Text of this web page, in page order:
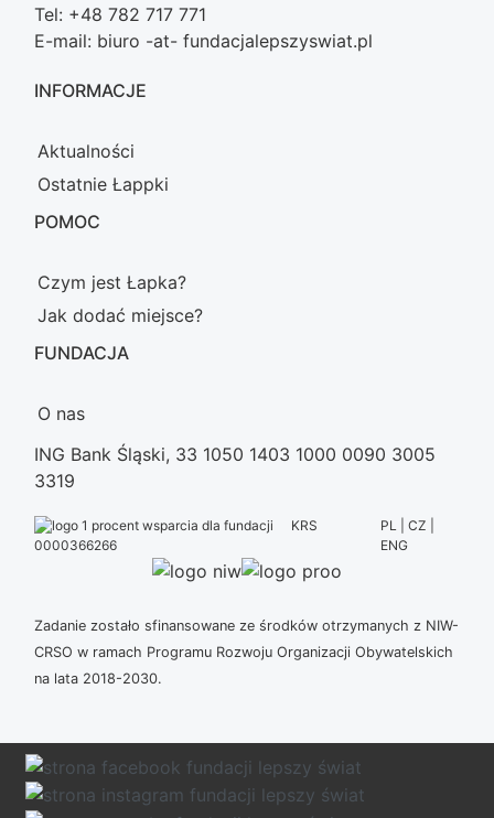
Tel: +48 782 717 771
E-mail: biuro -at- fundacjalepszyswiat.pl
INFORMACJE
Aktualności
Ostatnie Łappki
POMOC
Czym jest Łapka?
Jak dodać miejsce?
FUNDACJA
O nas
ING Bank Śląski, 33 1050 1403 1000 0090 3005
3319
KRS
0000366266
PL | CZ |
ENG
Zadanie zostało sfinansowane ze środków otrzymanych z NIW-
CRSO w ramach Programu Rozwoju Organizacji Obywatelskich
na lata 2018-2030.